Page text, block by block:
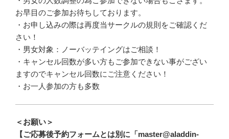
お早目のご参加お待ちしております。
・お申し込みの際は再度当サークルの規則をご確認くだ
さい！
・男女対象：ノーバッテイングはご相談！
・キャンセル回数が多い方もご参加できない事がござい
ますのでキャンセル回数にご注意ください！
・お一人参加の方も多数
＜お願い＞
【ご応募後予約フォームとは別に「master@aladdin-